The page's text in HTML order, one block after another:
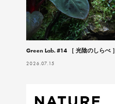
Green Lab. #14 ［ 光陰のしらべ ］
2026.07.15